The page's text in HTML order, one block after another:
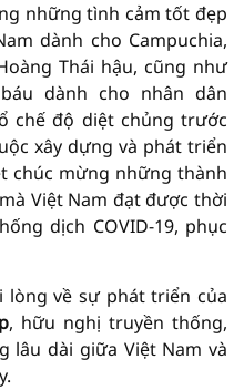
những tình cảm tốt đẹp
dành cho Campuchia,
Thái hậu, cũng như
dành cho nhân dân
chế độ diệt chủng trước
xây dựng và phát triển
chúc mừng những thành
Việt Nam đạt được thời
dịch COVID-19, phục
lòng về sự phát triển của
, hữu nghị truyền thống,
lâu dài giữa Việt Nam và